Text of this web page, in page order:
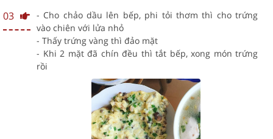
03
- Cho chảo dầu lên bếp, phi tỏi thơm thì cho trứng
vào chiên với lửa nhỏ
- Thấy trứng vàng thì đảo mặt
- Khi 2 mặt đã chín đều thì tắt bếp, xong món trứng
rồi